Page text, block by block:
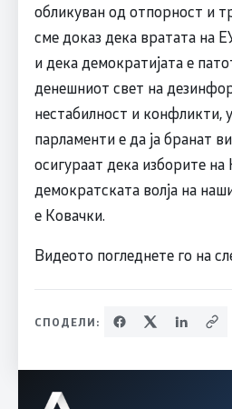
обликуван од отпорност и
сме доказ дека вратата на
и дека демократијата е
денешниот свет на
нестабилност и конфликти,
парламенти е да ја бранат
осигураат дека изборите
демократската волја на
е Ковачки.
Видеото погледнете го на
СПОДЕЛИ: